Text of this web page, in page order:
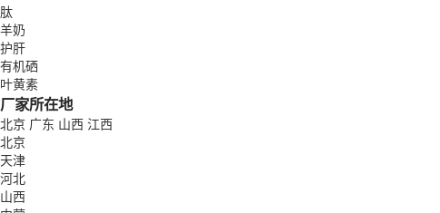
肽
羊奶
护肝
有机硒
叶黄素
厂家所在地
北京 广东 山西 江西
北京
天津
河北
山西